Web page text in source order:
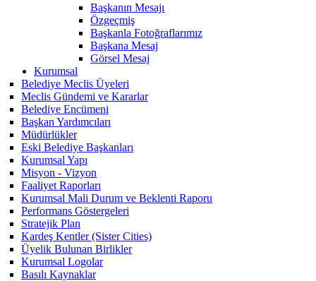
Başkanın Mesajı
Özgeçmiş
Başkanla Fotoğraflarımız
Başkana Mesaj
Görsel Mesaj
Kurumsal
Belediye Meclis Üyeleri
Meclis Gündemi ve Kararlar
Belediye Encümeni
Başkan Yardımcıları
Müdürlükler
Eski Belediye Başkanları
Kurumsal Yapı
Misyon - Vizyon
Faaliyet Raporları
Kurumsal Mali Durum ve Beklenti Raporu
Performans Göstergeleri
Stratejik Plan
Kardeş Kentler (Sister Cities)
Üyelik Bulunan Birlikler
Kurumsal Logolar
Basılı Kaynaklar